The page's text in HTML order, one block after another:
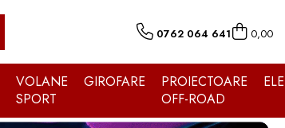
0762 064 641 0,00
VOLANE
SPORT
GIROFARE
PROIECTOARE
OFF-ROAD